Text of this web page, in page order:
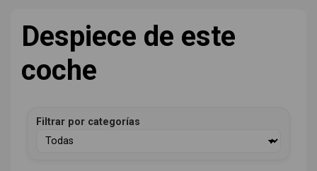
Despiece de este
coche
Filtrar por categorías